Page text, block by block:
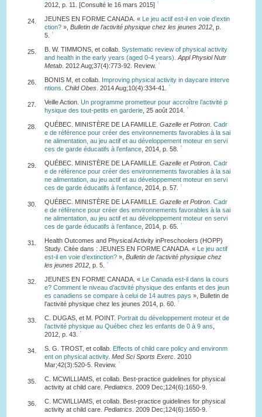
2012, p. 11. [Consulté le 16 mars 2015] ↑
24. JEUNES EN FORME CANADA. « Le jeu actif est-il en voie d’extin
ction?», Bulletin de l’activité physique chez les jeunes 2012, p.
5.
↑
25. B. W. TIMMONS, et collab. Systematic review of physical activity
and health in the early years (aged 0-4 years) Appl Physiol Nutr
Metab. 2012 Aug;37(4):773-92. Review. ↑
26. BONIS M, et collab. Improving physical activity in daycare interve
ntions Child Obes. 2014 Aug;10(4):334-41. ↑
27. Veille Action. Un programme prometteur pour accroître l’activité p
hysique des tout-petits en garderie, 25 août 2014. ↑
28. QUÉBEC. MINISTÈRE DE LA FAMILLE. Gazelle et Potiron. Cadr
e de référence pour créer des environnements favorables à la sai
ne alimentation, au jeu actif et au développement moteur en servi
ces de garde éducatifs à l’enfance, 2014, p. 58. ↑
29. QUÉBEC. MINISTÈRE DE LA FAMILLE. Gazelle et Potiron. Cadr
e de référence pour créer des environnements favorables à la sai
ne alimentation, au jeu actif et au développement moteur en servi
ces de garde éducatifs à l’enfance, 2014, p. 57. ↑
30. QUÉBEC. MINISTÈRE DE LA FAMILLE. Gazelle et Potiron. Cadr
e de référence pour créer des environnements favorables à la sai
ne alimentation, au jeu actif et au développement moteur en servi
ces de garde éducatifs à l’enfance, 2014, p. 65. ↑
31.
Health Outcomes and Physical Activity inPreschoolers (HOPP)
Study. Citée dans : JEUNES EN FORME CANADA. « Le jeu actif
est-il en voie d’extinction?», Bulletin de l’activité physique chez
les jeunes 2012, p. 5. ↑
32. JEUNES EN FORME CANADA. « Le Canada est-il dans la cours
e? Comment le niveau d’activité physique des enfants et des jeun
es canadiens se compare à celui de 14 autres pays », Bulletin de
l’activité physique chez les jeunes 2014, p. 60.
↑
33. C. DUGAS, et M. POINT. Portrait du développement moteur et de
l’activité physique au Québec chez les enfants de 0 à 9 ans
2012, p. 43.
↑
34. S. G. TROST, et collab. Effects of child care policy and environm
ent on physical activity. Med Sci Sports Exerc. 2010
Mar;42(3):520-5. Review.
↑
35.
C. MCWILLIAMS, et collab. Best-practice guidelines for physical
activity at child care. Pediatrics. 2009 Dec;124(6):1650-9. ↑
36.
C. MCWILLIAMS, et collab. Best-practice guidelines for physical
activity at child care. Pediatrics. 2009 Dec;124(6):1650-9. ↑